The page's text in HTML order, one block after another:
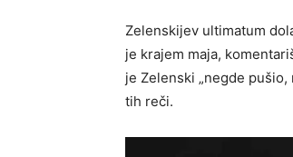
Zelenskijev ultimatum
je krajem maja,
je Zelenski „negde
tih reči.